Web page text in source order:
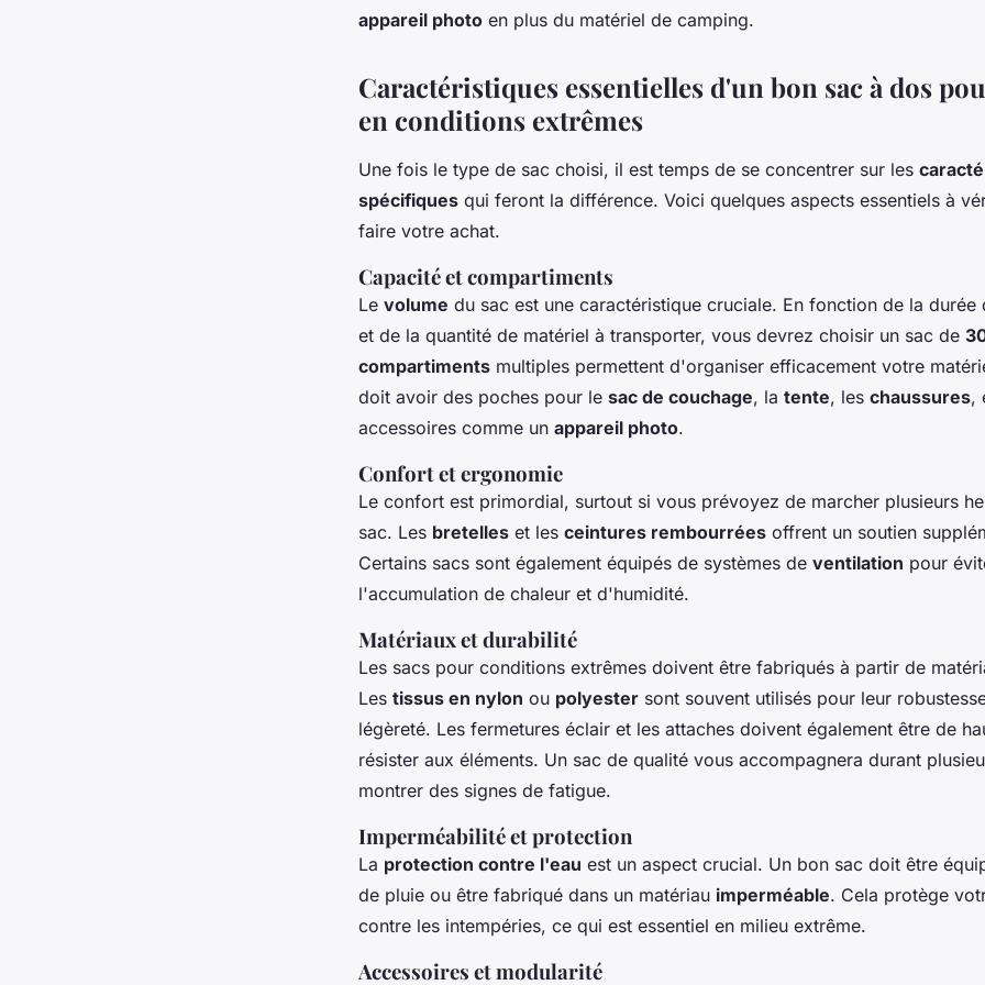
appareil photo en plus du matériel de camping.
Caractéristiques essentielles d'un bon sac à dos
en conditions extrêmes
Une fois le type de sac choisi, il est temps de se concentrer sur les
spécifiques qui feront la différence. Voici quelques aspects essentiels à
faire votre achat.
Capacité et compartiments
Le volume du sac est une caractéristique cruciale. En fonction de la durée
et de la quantité de matériel à transporter, vous devrez choisir un sac de
compartiments multiples permettent d'organiser efficacement votre
doit avoir des poches pour le sac de couchage, la tente, les chaussures,
accessoires comme un appareil photo.
Confort et ergonomie
Le confort est primordial, surtout si vous prévoyez de marcher plusieurs
sac. Les bretelles et les ceintures rembourrées offrent un soutien
Certains sacs sont également équipés de systèmes de ventilation pour
l'accumulation de chaleur et d'humidité.
Matériaux et durabilité
Les sacs pour conditions extrêmes doivent être fabriqués à partir de
Les tissus en nylon ou polyester sont souvent utilisés pour leur
légèreté. Les fermetures éclair et les attaches doivent également être de
résister aux éléments. Un sac de qualité vous accompagnera durant
montrer des signes de fatigue.
Imperméabilité et protection
La protection contre l'eau est un aspect crucial. Un bon sac doit être
de pluie ou être fabriqué dans un matériau imperméable. Cela protège
contre les intempéries, ce qui est essentiel en milieu extrême.
Accessoires et modularité